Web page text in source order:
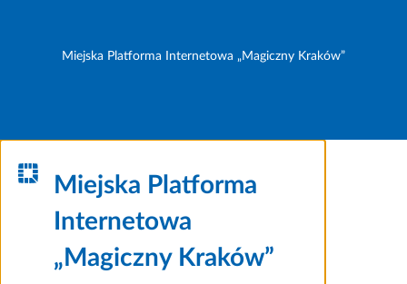
Miejska Platforma Internetowa „Magiczny Kraków”
Miejska Platforma
Internetowa
„Magiczny Kraków”